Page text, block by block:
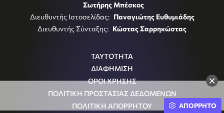
×
Σωτήρης Μπέσκος
Διευθυντής Ιστοσελίδας: Παναγιώτης Ευθυμιάδης
Διευθυντής Σύνταξης: Κώστας Σαρρηκώστας
ΤΑΥΤΟΤΗΤΑ
ΔΙΑΦΗΜΙΣΗ
ΟΡΟΙ ΧΡΗΣΗΣ
ΠΟΛΙΤΙΚΗ ΠΡΟΣΤΑΣΙΑΣ ΔΕΔΟΜΕΝΩΝ
ΠΟΛΙΤΙΚΗ ΑΠΟΡΡΗΤΟΥ
ΑΠΟΡΡΗΤΟ